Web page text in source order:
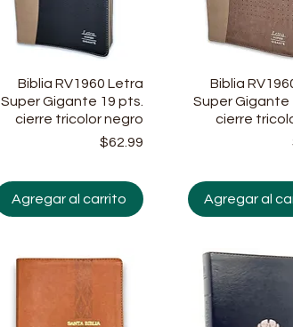
Vista rápida
Biblia RV1960 Letra
Super Gigante 19 pts.
cierre tricolor negro
Precio
$62.99
Agregar al carrito
Vista
Biblia
Super Gigante
cierre
Agregar al